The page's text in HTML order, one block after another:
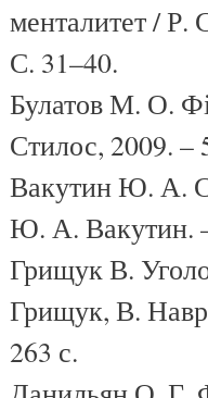
менталитет / Р.
С. 31–40.
Булатов М. О.
Стилос, 2009. –
Вакутин Ю. А.
Ю. А. Вакутин.
Грищук В.
Грищук, В.
263 с.